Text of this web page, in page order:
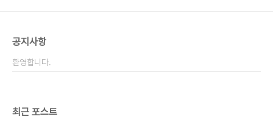
공지사항
환영합니다.
최근 포스트